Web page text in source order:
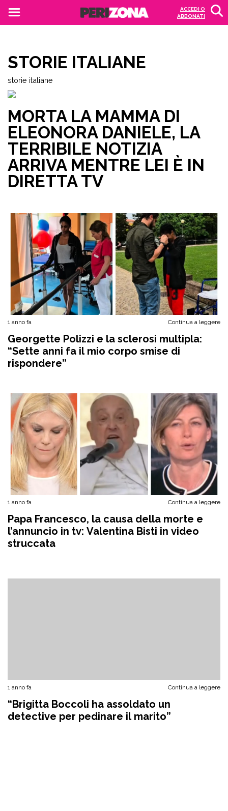
ACCEDI O
ABBONATI
STORIE ITALIANE
storie italiane
MORTA LA MAMMA DI
ELEONORA DANIELE, LA
TERRIBILE NOTIZIA
ARRIVA MENTRE LEI È IN
DIRETTA TV
1 anno fa Continua a leggere
Georgette Polizzi e la sclerosi multipla:
“Sette anni fa il mio corpo smise di
rispondere”
1 anno fa Continua a leggere
Papa Francesco, la causa della morte e
l’annuncio in tv: Valentina Bisti in video
struccata
1 anno fa Continua a leggere
“Brigitta Boccoli ha assoldato un
detective per pedinare il marito”